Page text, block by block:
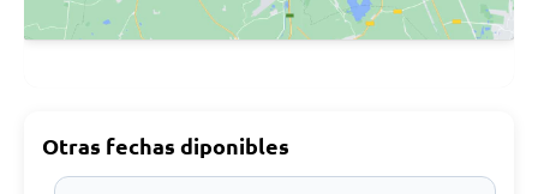
Otras fechas diponibles